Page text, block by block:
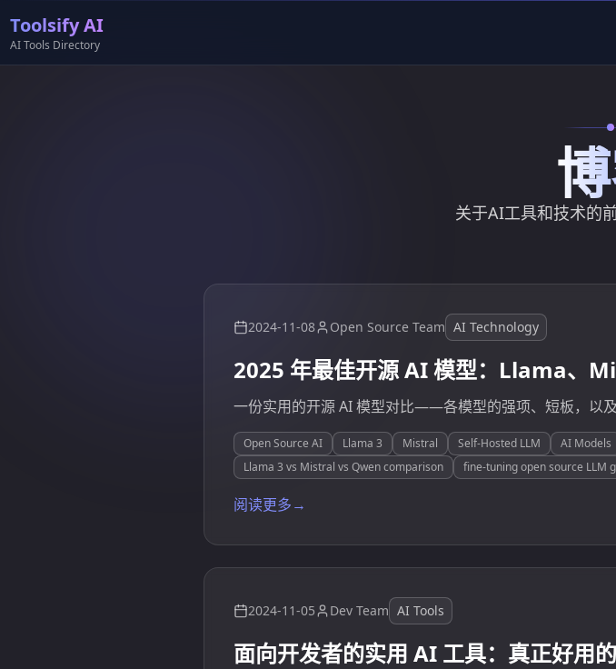
Toolsify AI
AI Tools Directory
关于AI工具和技术的
2024-11-08 Open Source Team AI Technology
2025 年最佳开源 AI 模型：Llama、
一份实用的开源 AI 模型对比——各模型的强项、短板，以
Open Source AI Llama 3 Mistral Self-Hosted LLM AI Models
Llama 3 vs Mistral vs Qwen comparison
fine-tuning open source LLM
阅读更多→
2024-11-05 Dev Team AI Tools
面向开发者的实用 AI 工具：真正好用